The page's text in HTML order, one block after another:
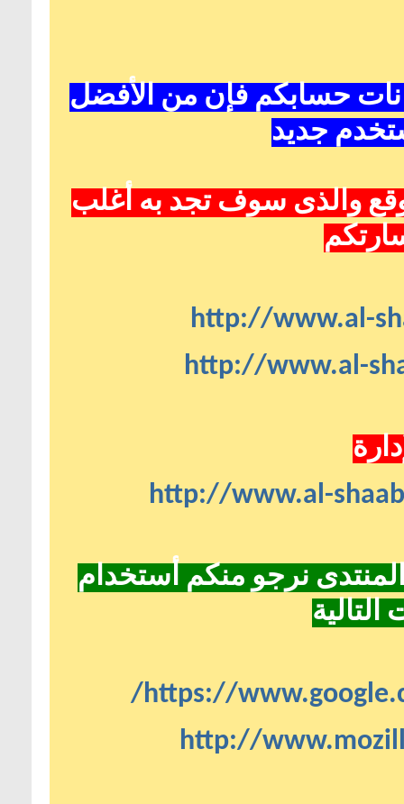
حسابكم فإن من الأفضل
جديد
والذى سوف تجد به أغلب
http://www.al-
http://www.al-
http://www.al-
نرجو منكم أستخدام
https://
http://